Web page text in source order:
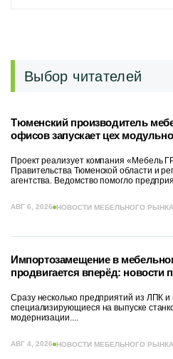
Выбор читателей
Тюменский производитель
офисов запускает цех
Проект реализует компания «Мебель
Правительства Тюменской области и
агентства. Ведомство помогло
АВГ 6, 2026 НОВОСТИ МЕБЕЛЬНОГО РЫНКА
Импортозамещение в
продвигается вперёд: новости
Сразу несколько предприятий из ЛПК
специализирующиеся на выпуске
модернизации....
АВГ 4, 2026 НОВОСТИ МЕБЕЛЬНОГО РЫНКА